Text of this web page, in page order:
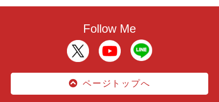
Follow Me
ページトップへ